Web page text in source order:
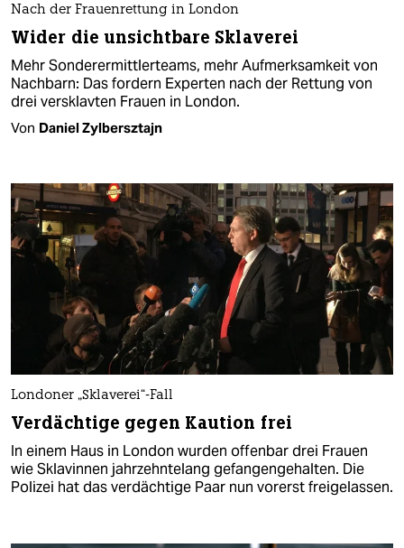
Nach der Frauenrettung in London
Wider die unsichtbare Sklaverei
Mehr Sonderermittlerteams, mehr Aufmerksamkeit von
Nachbarn: Das fordern Experten nach der Rettung von
drei versklavten Frauen in London.
Von Daniel Zylbersztajn
Londoner „Sklaverei“-Fall
Verdächtige gegen Kaution frei
In einem Haus in London wurden offenbar drei Frauen
wie Sklavinnen jahrzehntelang gefangengehalten. Die
Polizei hat das verdächtige Paar nun vorerst freigelassen.